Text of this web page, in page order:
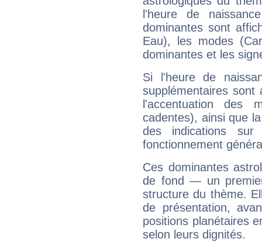
l'heure de
dominantes sont
Eau), les modes
dominantes et les
Si l'heure de
supplémentaires sont
l'accentuation des
cadentes), ainsi que
des indications sur
fonctionnement
Ces dominantes
de fond — un
structure du thème.
de présentation,
positions planétaires
selon leurs dignités.